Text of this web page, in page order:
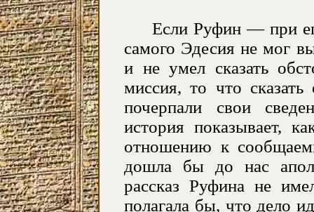
Если Руфин — при
самого Эдесия не мог
и не умел сказать
миссия, то что сказать
почерпали свои
история показывает,
отношению к
дошла бы до нас
рассказ Руфина не
полагала бы, что дело